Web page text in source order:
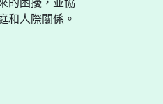
和人際關係。